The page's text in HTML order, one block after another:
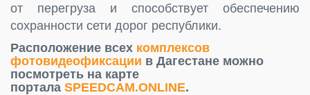
от перегруза и способствует обеспечению
сохранности сети дорог республики.
Расположение всех комплексов
фотовидеофиксации в Дагестане можно
посмотреть на карте
портала SPEEDCAM.ONLINE.